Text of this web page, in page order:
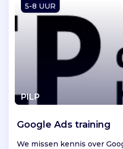
5-8 UUR
PILP
Google Ads training
We missen kennis over